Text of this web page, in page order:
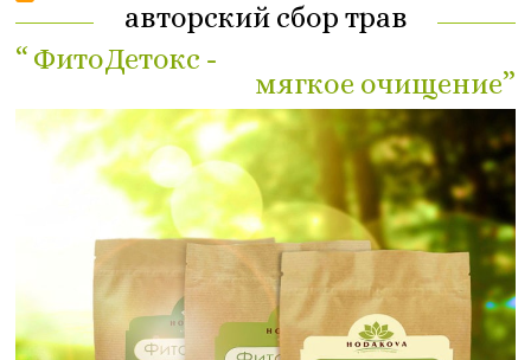
авторский сбор трав
“ ФитоДетокс -
мягкое очищение”